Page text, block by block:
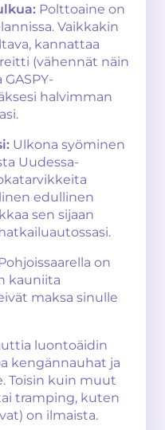
Polttoaine on
Vaikkakin
kannattaa
(vähennät näin
halvimman
Ulkona syöminen
Uudessa-
edullinen
sen sijaan
on
kauniita
maksa sinulle
luontoäidin
kengännauhat ja
Toisin kuin muut
tramping, kuten
on ilmaista.